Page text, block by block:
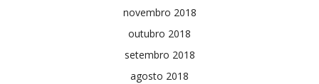
novembro 2018
outubro 2018
setembro 2018
agosto 2018